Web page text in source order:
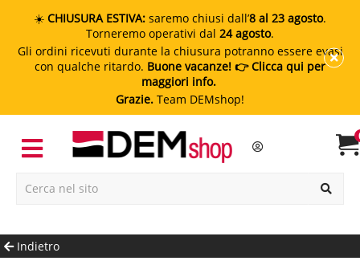
☀️ CHIUSURA ESTIVA: saremo chiusi dall’8 al 23 agosto.
Torneremo operativi dal 24 agosto.
Gli ordini ricevuti durante la chiusura potranno essere evasi
con qualche ritardo. Buone vacanze! 👉 Clicca qui per
maggiori info.
Grazie. Team DEMshop!
Indietro